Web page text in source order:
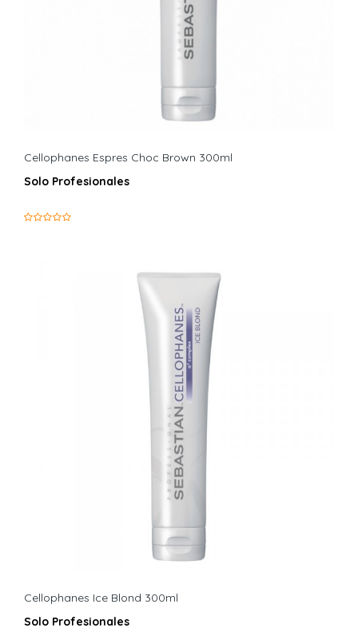
Cellophanes Espres Choc Brown 300ml
Solo Profesionales
Cellophanes Ice Blond 300ml
Solo Profesionales